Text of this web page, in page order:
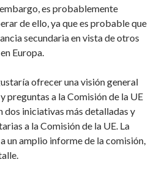
es probablemente
de ello, ya que es probable que
secundaria en vista de otros
Europa.
ofrecer una visión general
preguntas a la Comisión de la UE
dos iniciativas más detalladas y
a la Comisión de la UE. La
un amplio informe de la comisión,